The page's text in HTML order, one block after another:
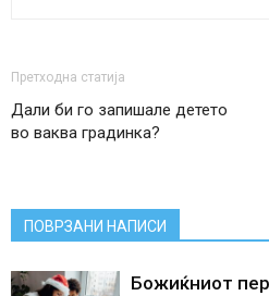
Претходна статија
Дали би го запишале детето
во ваква градинка?
ПОВРЗАНИ НАПИСИ
Божиќниот